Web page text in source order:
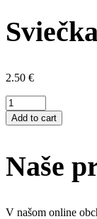
2.50 €
Množstvo
Add to cart
Naše
V našom online